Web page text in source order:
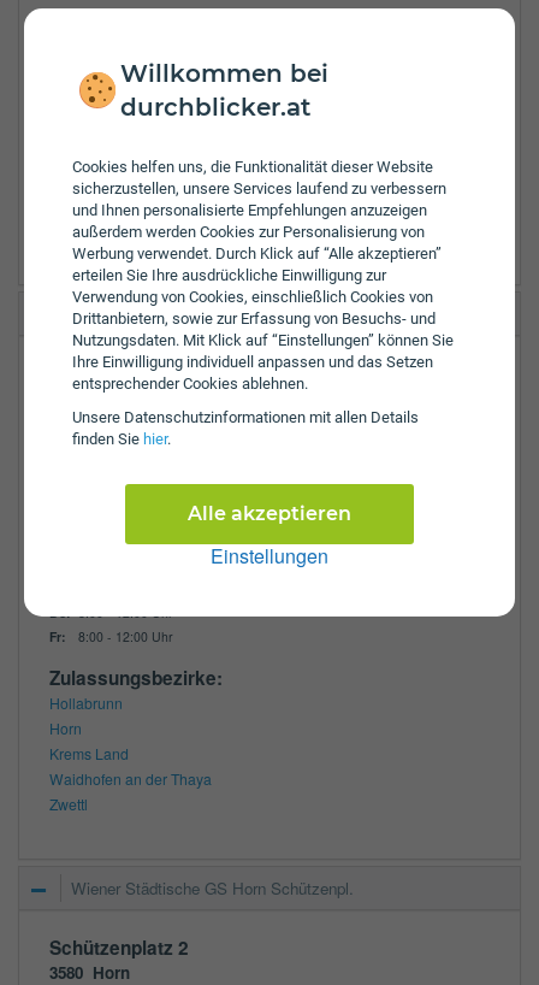
Willkommen bei
durchblicker.at
Cookies helfen uns, die Funktionalität dieser Website
sicherzustellen, unsere Services laufend zu verbessern
und Ihnen personalisierte Empfehlungen anzuzeigen
außerdem werden Cookies zur Personalisierung von
Werbung verwendet. Durch Klick auf “Alle akzeptieren”
erteilen Sie Ihre ausdrückliche Einwilligung zur
Verwendung von Cookies, einschließlich Cookies von
Drittanbietern, sowie zur Erfassung von Besuchs- und
Nutzungsdaten. Mit Klick auf “Einstellungen” können Sie
Ihre Einwilligung individuell anpassen und das Setzen
entsprechender Cookies ablehnen.
Unsere Daten­schutz­informationen mit allen Details
finden Sie hier.
Einstellungen
Alle akzeptieren
Mi: 8:00 - 12:00 und 12:30 - 16:00 Uhr
8:00 - 13:00 Uhr
Zulassungsbezirke:
Krems Land
Waidhofen an der Thaya
Zwettl
Grazer Wechselseitige Bezirksbüro Horn
Pragerstraße 4
Horn
Tel.:+43-2982-3151
Öffnungszeiten:
8:00 - 12:00 Uhr
Do: 8:00 - 12:00 Uhr
Fr:
8:00 - 12:00 Uhr
Zulassungsbezirke:
Hollabrunn
Horn
Krems Land
Waidhofen an der Thaya
Zwettl
Wiener Städtische GS Horn Schützenpl.
Schützenplatz 2
3580 Horn